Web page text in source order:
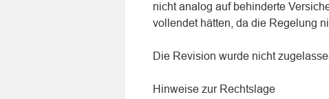
nicht analog auf behinderte
vollendet hätten, da die Regelung
Die Revision wurde nicht
Hinweise zur Rechtslage